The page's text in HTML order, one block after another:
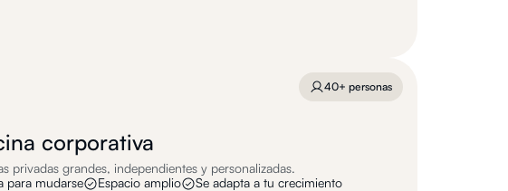
corporativa
privadas grandes, independientes y personalizadas.
para mudarse
Espacio amplio Se adapta a tu crecimiento
40+ personas